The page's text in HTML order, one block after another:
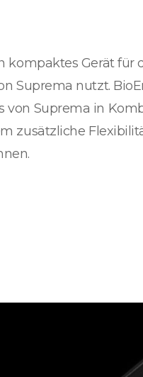
kompaktes Gerät
Suprema nutzt.
Suprema in
zusätzliche